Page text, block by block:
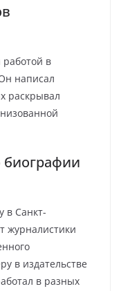
работой в
написал
раскрывал
биографии
в Санкт-
журналистики
в издательстве
в разных